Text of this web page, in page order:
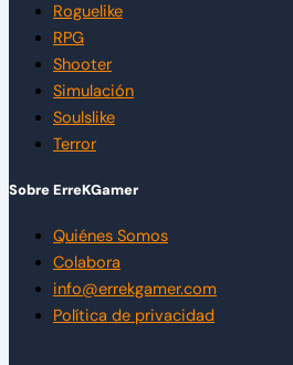
Roguelike
RPG
Shooter
Simulación
Soulslike
Terror
Sobre ErreKGamer
Quiénes Somos
Colabora
info@errekgamer.com
Política de privacidad